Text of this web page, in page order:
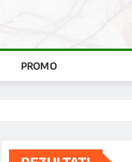
PROMO